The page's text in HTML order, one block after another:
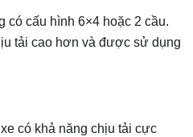
có cấu hình 6×4 hoặc 2 cầu.
tải cao hơn và được sử dụng
có khả năng chịu tải cực